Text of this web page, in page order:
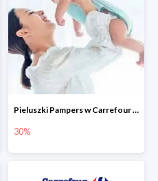
Pieluszki Pampers w Carrefour do -30%
30%